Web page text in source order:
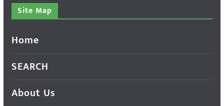
Site Map
Home
SEARCH
About Us